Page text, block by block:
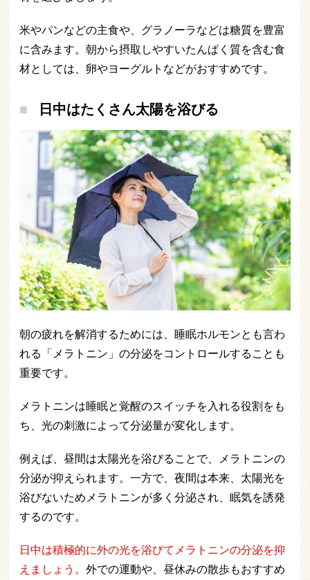
米やパンなどの主食や、グラノーラなどは糖質を豊富
に含みます。朝から摂取しやすいたんぱく質を含む食
材としては、卵やヨーグルトなどがおすすめです。
日中はたくさん太陽を浴びる
朝の疲れを解消するためには、睡眠ホルモンとも言わ
れる「メラトニン」の分泌をコントロールすることも
重要です。
メラトニンは睡眠と覚醒のスイッチを入れる役割をも
ち、光の刺激によって分泌量が変化します。
例えば、昼間は太陽光を浴びることで、メラトニンの
分泌が抑えられます。一方で、夜間は本来、太陽光を
浴びないためメラトニンが多く分泌され、眠気を誘発
するのです。
日中は積極的に外の光を浴びてメラトニンの分泌を抑
えましょう。 外での運動や、昼休みの散歩もおすすめ